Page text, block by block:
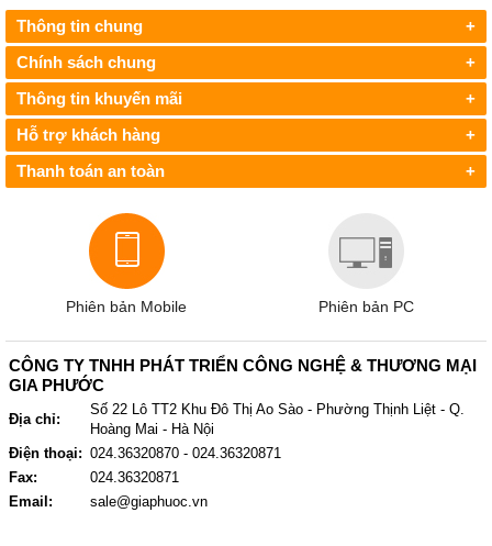
Thông tin chung
+
Chính sách chung
+
Thông tin khuyến mãi
+
Hỗ trợ khách hàng
+
Thanh toán an toàn
+
Phiên bản Mobile Phiên bản PC
CÔNG TY TNHH PHÁT TRIỂN CÔNG NGHỆ & THƯƠNG MẠI
GIA PHƯỚC
Địa chỉ:
Số 22 Lô TT2 Khu Đô Thị Ao Sào - Phường Thịnh Liệt - Q.
Hoàng Mai - Hà Nội
Điện thoại: 024.36320870 - 024.36320871
Fax:
024.36320871
Email:
sale@giaphuoc.vn